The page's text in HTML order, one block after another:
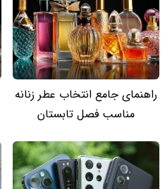
راهنمای جامع انتخاب عطر زنانه
مناسب فصل تابستان